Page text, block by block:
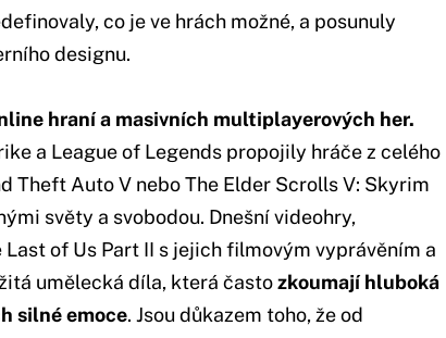
co je ve hrách možné, a posunuly
designu.
hraní a masivních multiplayerových her.
a League of Legends propojily hráče z celého
Theft Auto V nebo The Elder Scrolls V: Skyrim
světy a svobodou. Dnešní videohry,
of Us Part II s jejich filmovým vyprávěním a
umělecká díla, která častozkoumají hluboká
silné emoce. Jsou důkazem toho, že od